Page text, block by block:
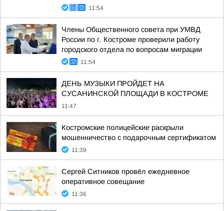
11:54
Члены Общественного совета при УМВД
России по г. Костроме проверили работу
городского отдела по вопросам миграции
11:54
ДЕНЬ МУЗЫКИ ПРОЙДЕТ НА
СУСАНИНСКОЙ ПЛОЩАДИ В КОСТРОМЕ
11:47
Костромские полицейские раскрыли
мошенничество с подарочным сертификатом
11:39
Сергей Ситников провёл ежедневное
оперативное совещание
11:36